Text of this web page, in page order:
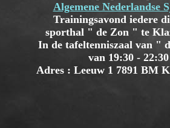
Algemene Nederlandse
Trainingsavond iedere
sporthal " de Zon " te
In de tafeltenniszaal van "
van 19:30 -
Adres : Leeuw 1 7891 BM